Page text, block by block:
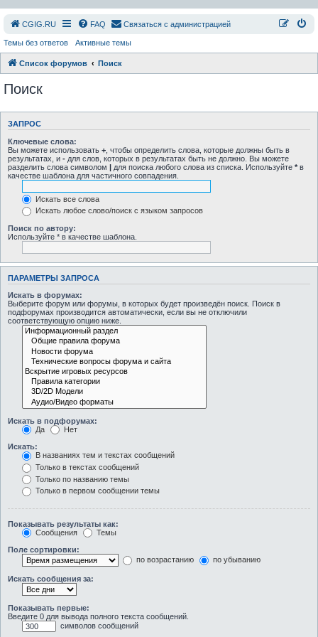
СGIG.RU FAQ Связаться с администрацией
Темы без ответов Активные темы
Список форумов Поиск
Поиск
ЗАПРОС
Ключевые слова:
Вы можете использовать + , чтобы определить слова, которые должны быть в
результатах, и - для слов, которых в результатах быть не должно. Вы можете
разделить слова символом | для поиска любого слова из списка. Используйте * в
качестве шаблона для частичного совпадения.
Искать все слова
Искать любое слово/поиск с языком запросов
Поиск по автору:
Используйте * в качестве шаблона.
ПАРАМЕТРЫ ЗАПРОСА
Искать в форумах:
Выберите форум или форумы, в которых будет произведён поиск. Поиск в
подфорумах производится автоматически, если вы не отключили
соответствующую опцию ниже.
Искать в подфорумах:
Да
Нет
Искать:
В названиях тем и текстах сообщений
Только в текстах сообщений
Только по названию темы
Только в первом сообщении темы
Показывать результаты как:
Сообщения
Темы
Поле сортировки:
по возрастанию
по убыванию
Искать сообщения за:
Показывать первые:
Введите 0 для вывода полного текста сообщений.
символов сообщений